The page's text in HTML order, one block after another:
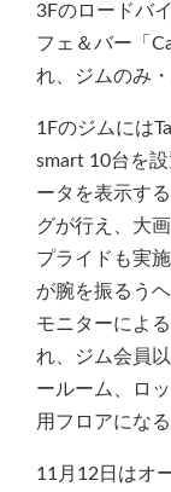
3Fのロードバ
フェ＆バー「
れ、ジムのみ
1Fのジムには
smart 10台を
ータを表示す
グが行え、大
プライドも実
が腕を振るう
モニターによ
れ、ジム会員
ールーム、ロ
用フロアになる
11月12日はオ